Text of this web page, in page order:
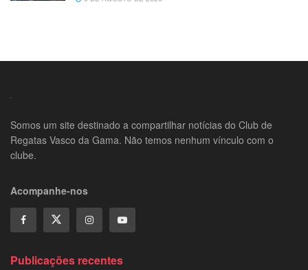
Somos um site destinado a compartilhar notícias do Club de
Regatas Vasco da Gama. Não temos nenhum vínculo com o
clube.
Acompanhe-nos
Publicações recentes